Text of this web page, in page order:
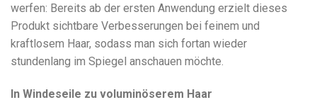
werfen: Bereits ab der ersten Anwendung erzielt dieses
Produkt sichtbare Verbesserungen bei feinem und
kraftlosem Haar, sodass man sich fortan wieder
stundenlang im Spiegel anschauen möchte.
In Windeseile zu voluminöserem Haar